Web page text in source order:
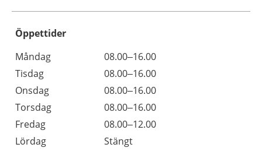
Öppettider
Dag
Öppettider
Kommentarer
Måndag
08.00–16.00
Tisdag
08.00–16.00
Onsdag
08.00–16.00
Torsdag
08.00–16.00
Fredag
08.00–12.00
Lördag
Stängt